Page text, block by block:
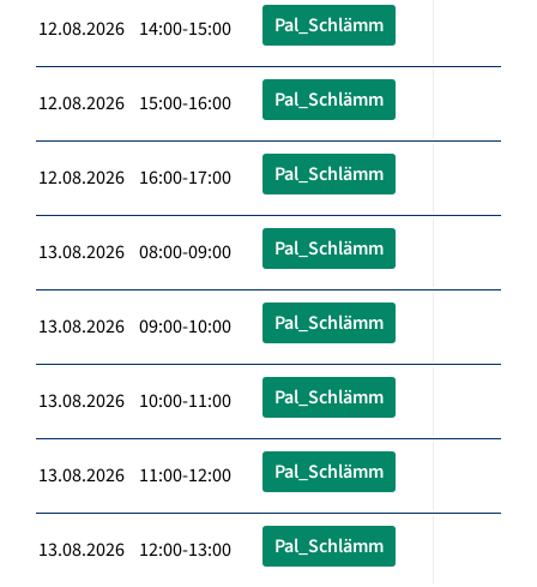
12.08.2026 14:00-15:00 Pal_Schlämm
12.08.2026 15:00-16:00 Pal_Schlämm
12.08.2026 16:00-17:00 Pal_Schlämm
13.08.2026 08:00-09:00 Pal_Schlämm
13.08.2026 09:00-10:00 Pal_Schlämm
13.08.2026 10:00-11:00 Pal_Schlämm
13.08.2026 11:00-12:00 Pal_Schlämm
13.08.2026 12:00-13:00 Pal_Schlämm